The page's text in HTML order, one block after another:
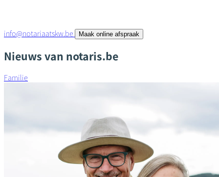
info@notariaatskw.be Maak online afspraak
Nieuws van notaris.be
Familie